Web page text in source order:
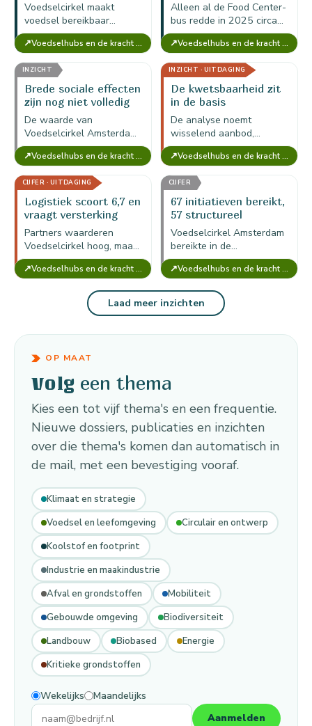
Voedselcirkel maakt
voedsel bereikbaar
zonder mensen zichtbaar
als hulpbehoevend te
selecteren; privacy en
waardigheid zijn daarmee
onderdeel van de
maatschappelijke…
↗ Voedselhubs en de kracht van Voedselcirkel Amsterdam
Alleen al de Food Center-
bus redde in 2025 circa
22.735 kg voedsel;
vervoer, koeling en
coördinatie zijn daarmee
directe impactmiddelen.
↗ Voedselhubs en de kracht van Voedselcirkel Amsterdam
INZICHT
Brede sociale effecten
zijn nog niet volledig
meegerekend
De waarde van
Voedselcirkel Amsterdam
is conservatief berekend;
vertrouwen, ontmoeting,
stressreductie en
netwerkvorming zijn niet
volledig gemonetariseerd.
↗ Voedselhubs en de kracht van Voedselcirkel Amsterdam
INZICHT · UITDAGING
De kwetsbaarheid zit
in de basis
De analyse noemt
wisselend aanbod,
beperkte logistiek,
koelcapaciteit, onzekere
locaties en onvolledige
registratie als
kwetsbaarheden van de
voedselhub.
↗ Voedselhubs en de kracht van Voedselcirkel Amsterdam
CIJFER · UITDAGING
Logistiek scoort 6,7 en
vraagt versterking
Partners waarderen
Voedselcirkel hoog, maar
logistieke ondersteuning
scoort gemiddeld 6,7; dit
planning de kern van
↗ Voedselhubs en de kracht van Voedselcirkel Amsterdam
CIJFER
67 initiatieven bereikt,
57 structureel
Voedselcirkel Amsterdam
bereikte in de
momentopname 67
initiatieven, waarvan circa
werkt dus als
netwerklaag, niet als…
↗ Voedselhubs en de kracht van Voedselcirkel Amsterdam
Laad meer inzichten
OP MAAT
Volg een thema
Kies een tot vijf thema's en een frequentie.
Nieuwe dossiers, publicaties en inzichten
over die thema's komen dan automatisch in
de mail, met een bevestiging vooraf.
Klimaat en strategie
Voedsel en leefomgeving
Circulair en ontwerp
Koolstof en footprint
Industrie en maakindustrie
Afval en grondstoffen
Mobiliteit
Gebouwde omgeving
Biodiversiteit
Landbouw
Biobased
Energie
Kritieke grondstoffen
Wekelijks
Maandelijks
Aanmelden